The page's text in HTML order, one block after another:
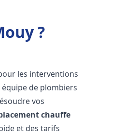
?
les interventions
de plombiers
vos
chauffe
et des tarifs